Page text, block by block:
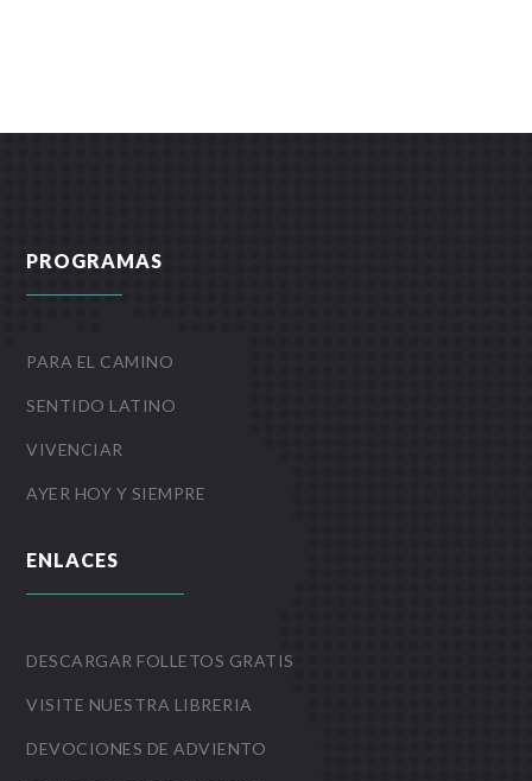
PROGRAMAS
PARA EL CAMINO
SENTIDO LATINO
VIVENCIAR
AYER HOY Y SIEMPRE
ENLACES
DESCARGAR FOLLETOS GRATIS
VISITE NUESTRA LIBRERIA
DEVOCIONES DE ADVIENTO